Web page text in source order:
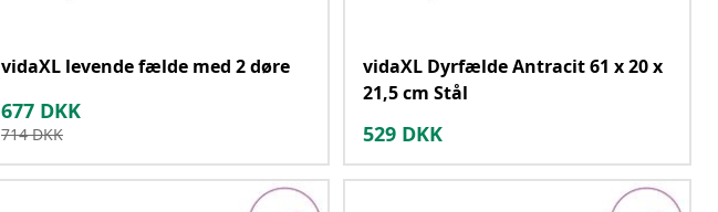
vidaXL levende fælde med 2 døre
677 DKK
714 DKK
vidaXL Dyrfælde Antracit 61 x 20 x
21,5 cm Stål
529 DKK